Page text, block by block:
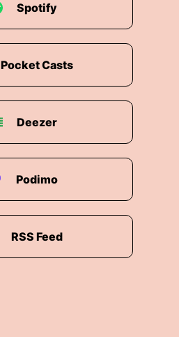
Spotify
Pocket Casts
Deezer
Podimo
RSS Feed